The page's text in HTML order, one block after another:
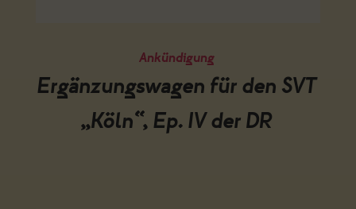
Ankündigung
Ergänzungswagen für den SVT
„Köln“, Ep. IV der DR